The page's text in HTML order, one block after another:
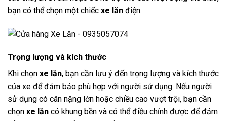
bạn có thể chọn một chiếc xe lăn điện.
Trọng lượng và kích thước
Khi chọn xe lăn, bạn cần lưu ý đến trọng lượng và kích thước
của xe để đảm bảo phù hợp với người sử dụng. Nếu người
sử dụng có cân nặng lớn hoặc chiều cao vượt trội, bạn cần
chọn xe lăn có khung bền và có thể điều chỉnh được để đảm